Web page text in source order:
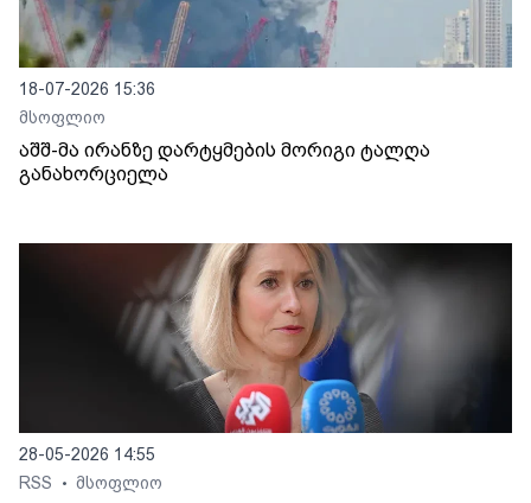
18-07-2026 15:36
მსოფლიო
აშშ-მა ირანზე დარტყმების მორიგი ტალღა
განახორციელა
28-05-2026 14:55
RSS
• მსოფლიო